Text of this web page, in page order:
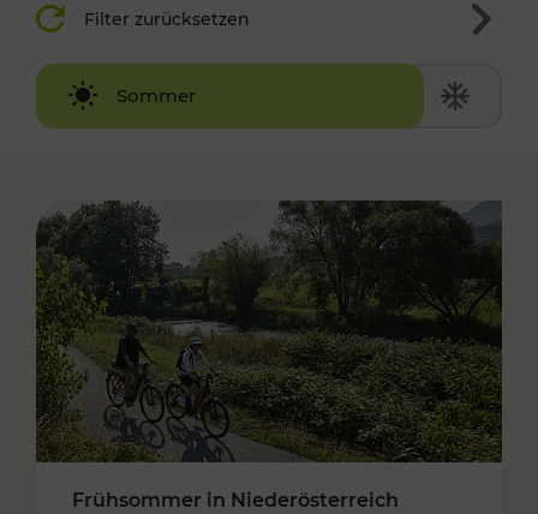
Filter zurücksetzen
Sommer
Winter
Frühsommer in Niederösterreich